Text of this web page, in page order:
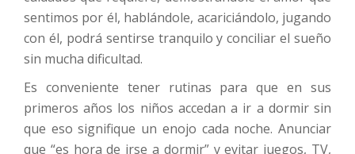
sentimos por él, hablándole, acariciándolo, jugando
con él, podrá sentirse tranquilo y conciliar el sueño
sin mucha dificultad.
Es conveniente tener rutinas para que en sus
primeros años los niños accedan a ir a dormir sin
que eso signifique un enojo cada noche. Anunciar
que “es hora de irse a dormir” y evitar juegos, TV,